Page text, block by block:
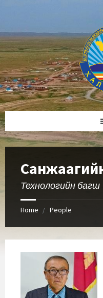
Технологийн багш
Home People